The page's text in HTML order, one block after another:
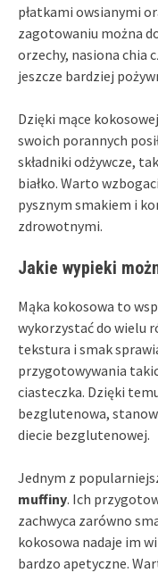
płatkami owsianymi
zagotowaniu można
orzechy, nasiona chia
jeszcze bardziej
Dzięki mące
swoich porannych
składniki odżywcze,
białko. Warto
pysznym smakiem i
zdrowotnymi.
Jakie wypieki
Mąka kokosowa to
wykorzystać do wielu
tekstura i smak
przygotowywania
ciasteczka. Dzięki
bezglutenowa,
diecie bezglutenowej.
Jednym z
muffiny. Ich
zachwyca zarówno
kokosowa nadaje im
bardzo apetyczne.